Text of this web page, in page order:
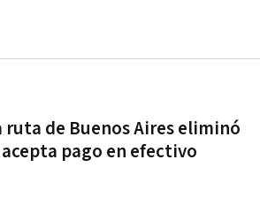
ruta de Buenos Aires eliminó
pago en efectivo